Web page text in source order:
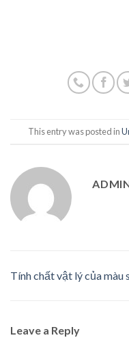
This entry was posted in
Tính chất vật lý của màu
Leave a Reply